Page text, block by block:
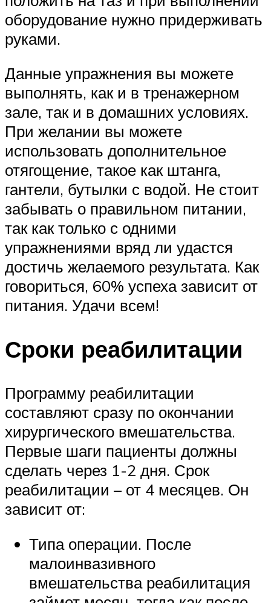
оборудование нужно придерживать
руками.
Данные упражнения вы можете
выполнять, как и в тренажерном
зале, так и в домашних условиях.
При желании вы можете
использовать дополнительное
отягощение, такое как штанга,
гантели, бутылки с водой. Не стоит
забывать о правильном питании,
так как только с одними
упражнениями вряд ли удастся
достичь желаемого результата. Как
говориться, 60% успеха зависит от
питания. Удачи всем!
Сроки реабилитации
Программу реабилитации
составляют сразу по окончании
хирургического вмешательства.
Первые шаги пациенты должны
сделать через 1-2 дня. Срок
реабилитации – от 4 месяцев. Он
зависит от:
Типа операции. После
малоинвазивного
вмешательства реабилитация